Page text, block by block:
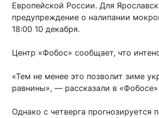
Европейской России. Для
предупреждение о налипании
18:00 10 декабря.
Центр «Фобос» сообщает, что
«Тем не менее это позволит зиме
равнины», — рассказали в «Фобосе».
Однако с четверга прогнозируется